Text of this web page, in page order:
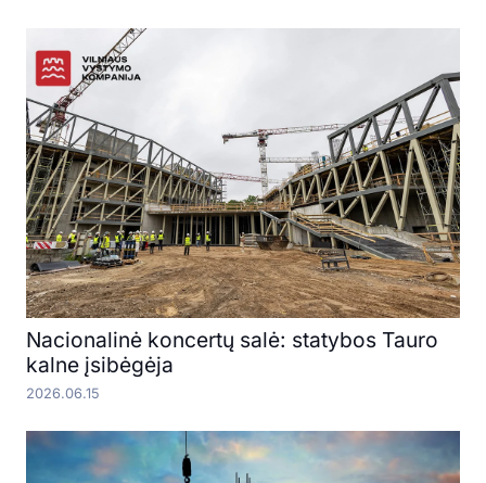
Nacionalinė koncertų salė: statybos Tauro
kalne įsibėgėja
2026.06.15